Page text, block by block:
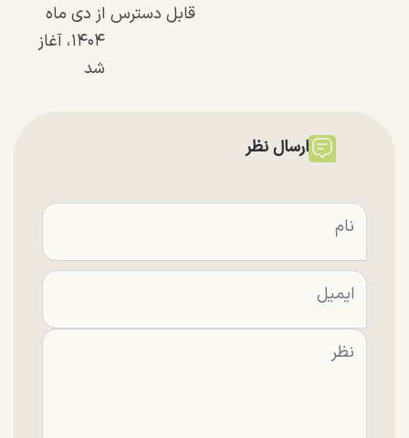
قابل دسترس از دی ماه
۱۴۰۴، آغاز
شد
ارسال نظر